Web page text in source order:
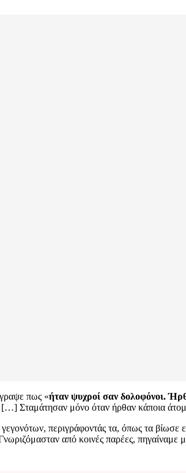
πως «ήταν ψυχροί σαν δολοφόνοι.
Σταμάτησαν μόνο όταν ήρθαν κάποια
περιγράφοντάς τα, όπως τα
από κοινές παρέες,